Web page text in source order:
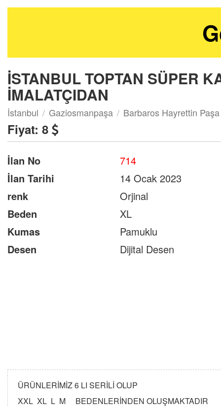
İSTANBUL TOPTAN SÜPER
İMALATÇIDAN
İstanbul Gaziosmanpaşa Barbaros Hayrettin
Fiyat: 8
İlan No
714
İlan Tarihi
14 Ocak 2023
renk
Orjinal
Beden
XL
Kumas
Pamuklu
Desen
Dijital Desen
ÜRÜNLERİMİZ 6 LI SERİLİ OLUP
XXL XL L M BEDENLERİNDEN OLUŞMAKTADIR